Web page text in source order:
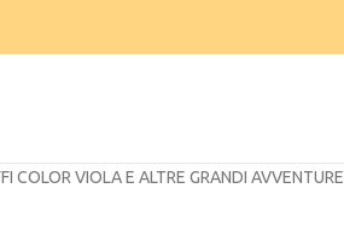
COLOR VIOLA E ALTRE GRANDI AVVENTURE